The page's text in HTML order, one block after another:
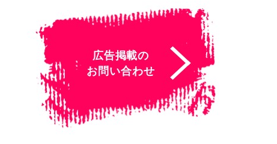
広告掲載の
お問い合わせ